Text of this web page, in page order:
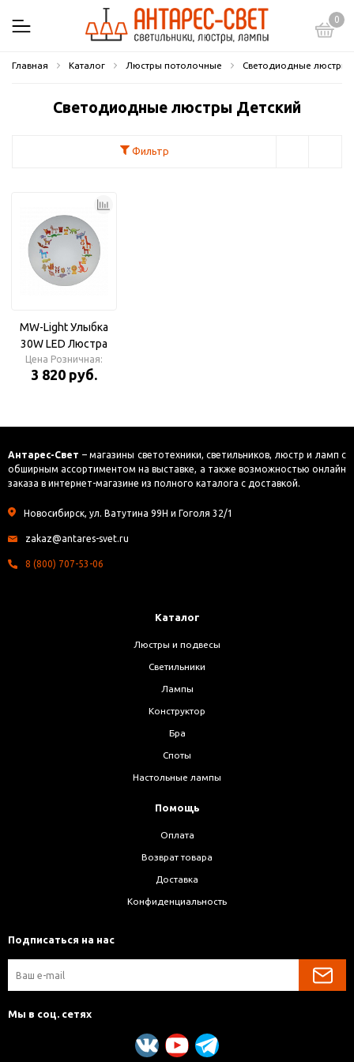
0
Главная Каталог Люстры потолочные Светодиодные люстры
Светодиодные люстры Детский
Фильтр
MW-Light Улыбка
30W LED Люстра
Цена Розничная:
3 820 руб.
Антарес-Свет – магазины светотехники, светильников, люстр и ламп с
обширным ассортиментом на выставке, а также возможностью онлайн
заказа в интернет-магазине из полного каталога с доставкой.
Новосибирск, ул. Ватутина 99Н и Гоголя 32/1
zakaz@antares-svet.ru
8 (800) 707-53-06
Каталог
Люстры и подвесы
Светильники
Лампы
Конструктор
Бра
Споты
Настольные лампы
Помощь
Оплата
Возврат товара
Доставка
Конфиденциальность
Подписаться на нас
Мы в соц. сетях